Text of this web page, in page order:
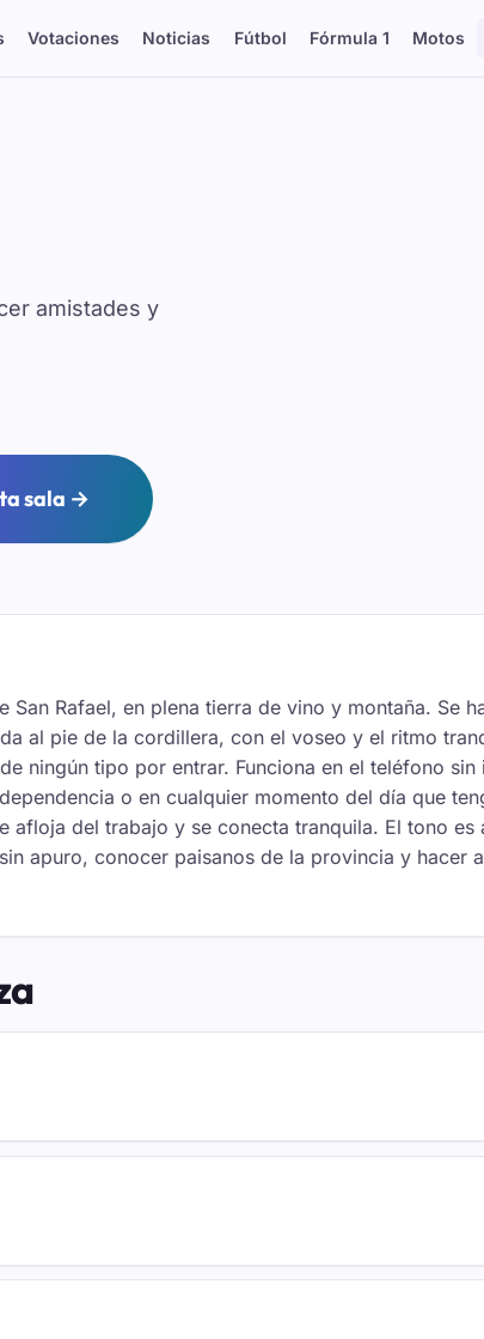
Votaciones Noticias Fútbol Fórmula 1 Motos
amistades y
sala →
Rafael, en plena tierra de vino y montaña. Se
al pie de la cordillera, con el voseo y el ritmo
ningún tipo por entrar. Funciona en el teléfono sin
o en cualquier momento del día que
del trabajo y se conecta tranquila. El tono es
apuro, conocer paisanos de la provincia y hacer